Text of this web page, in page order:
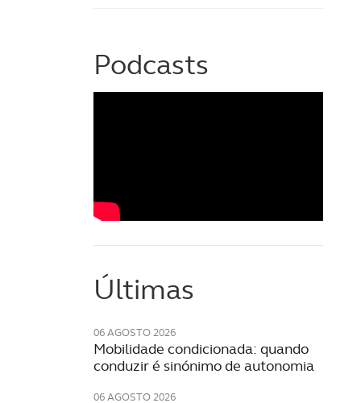
Podcasts
Últimas
06 AGOSTO 2026
Mobilidade condicionada: quando
conduzir é sinónimo de autonomia
06 AGOSTO 2026